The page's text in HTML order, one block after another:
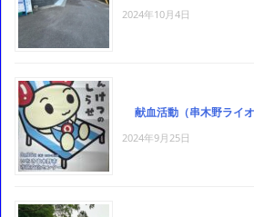
2024年10月4日
献血活動（串木野ライ
2024年9月25日